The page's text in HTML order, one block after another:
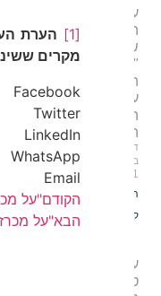
על
השלכות
שיקול
"טוהר
המידות"
על דיני
המכרזים
הציבוריים
ד.רן־יה
בנובמבר
2021
המשך
קריאה »
על
טענת
[1]
הערת
מקרים
Facebook
Twitter
LinkedIn
WhatsApp
Email
הקודם"על
הבא"על